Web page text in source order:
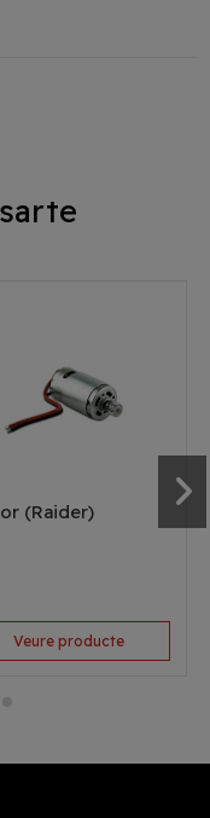
(Raider)
Veure producte